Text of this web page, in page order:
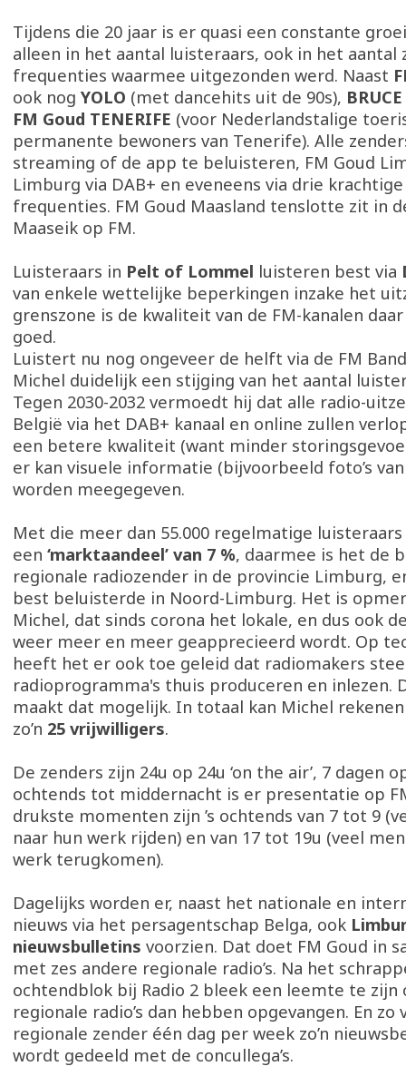
Tijdens die 20 jaar is er quasi een constante
alleen in het aantal luisteraars, ook in het aantal
frequenties waarmee uitgezonden werd. Naast
ook nog YOLO (met dancehits uit de 90s), BRUCE
FM Goud TENERIFE (voor Nederlandstalige
permanente bewoners van Tenerife). Alle
streaming of de app te beluisteren, FM Goud
Limburg via DAB+ en eveneens via drie krachtige
frequenties. FM Goud Maasland tenslotte zit in
Maaseik op FM.
Luisteraars in Pelt of Lommel luisteren best via
van enkele wettelijke beperkingen inzake het
grenszone is de kwaliteit van de FM-kanalen
goed.
Luistert nu nog ongeveer de helft via de FM
Michel duidelijk een stijging van het aantal
Tegen 2030-2032 vermoedt hij dat alle radio-
België via het DAB+ kanaal en online zullen
een betere kwaliteit (want minder
er kan visuele informatie (bijvoorbeeld foto’s van
worden meegegeven.
Met die meer dan 55.000 regelmatige
een ‘marktaandeel’ van 7 %, daarmee is het de
regionale radiozender in de provincie Limburg,
best beluisterde in Noord-Limburg. Het is
Michel, dat sinds corona het lokale, en dus ook
weer meer en meer geapprecieerd wordt. Op
heeft het er ook toe geleid dat radiomakers
radioprogramma's thuis produceren en inlezen.
maakt dat mogelijk. In totaal kan Michel
zo’n 25 vrijwilligers.
De zenders zijn 24u op 24u ‘on the air’, 7 dagen
ochtends tot middernacht is er presentatie op
drukste momenten zijn ’s ochtends van 7 tot 9
naar hun werk rijden) en van 17 tot 19u (veel
werk terugkomen).
Dagelijks worden er, naast het nationale en
nieuws via het persagentschap Belga, ook
nieuwsbulletins voorzien. Dat doet FM Goud in
met zes andere regionale radio’s. Na het
ochtendblok bij Radio 2 bleek een leemte te zijn
regionale radio’s dan hebben opgevangen. En
regionale zender één dag per week zo’n
wordt gedeeld met de concullega’s.